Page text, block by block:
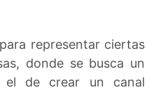
representar ciertas
donde se busca un
el de crear un canal